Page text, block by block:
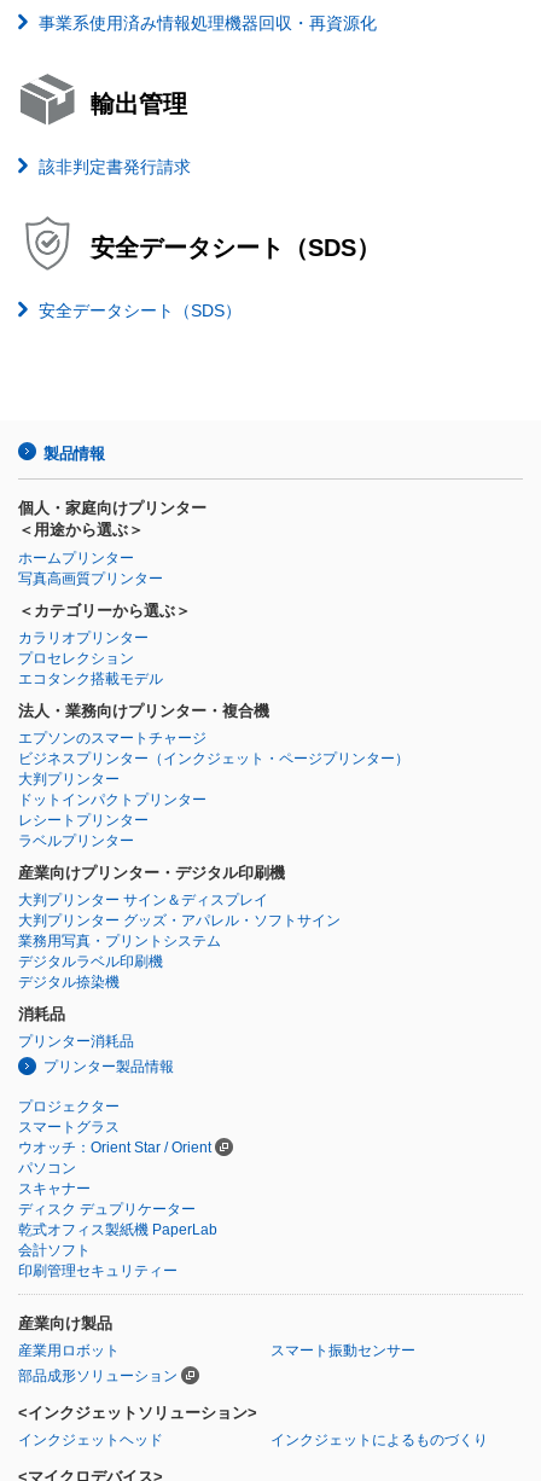
事業系使用済み情報処理機器回収・再資源化
輸出管理
該非判定書発行請求
安全データシート（SDS）
安全データシート（SDS）
製品情報
個人・家庭向けプリンター
＜用途から選ぶ＞
ホームプリンター
写真高画質プリンター
＜カテゴリーから選ぶ＞
カラリオプリンター
プロセレクション
エコタンク搭載モデル
法人・業務向けプリンター・複合機
エプソンのスマートチャージ
ビジネスプリンター （インクジェット・ページプリンター）
大判プリンター
ドットインパクトプリンター
レシートプリンター
ラベルプリンター
産業向けプリンター・デジタル印刷機
大判プリンター サイン＆ディスプレイ
大判プリンター グッズ・アパレル・ソフトサイン
業務用写真・プリントシステム
デジタルラベル印刷機
デジタル捺染機
消耗品
プリンター消耗品
プリンター製品情報
プロジェクター
スマートグラス
ウオッチ：Orient Star / Orient
パソコン
スキャナー
ディスク デュプリケーター
乾式オフィス製紙機 PaperLab
会計ソフト
印刷管理セキュリティー
産業向け製品
産業用ロボット
スマート振動センサー
部品成形ソリューション
<インクジェットソリューション>
インクジェットヘッド インクジェットによるものづくり
<マイクロデバイス>